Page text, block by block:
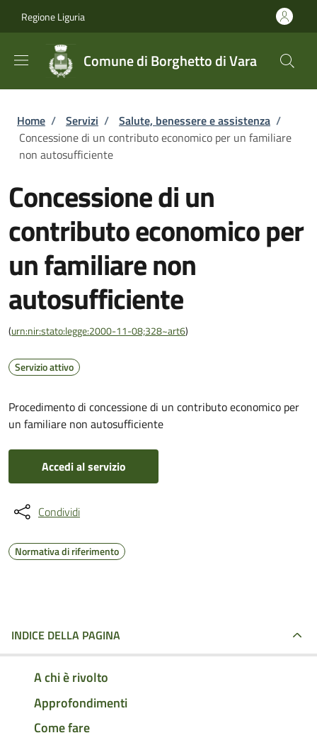
Regione Liguria
Comune di Borghetto di Vara
Briciole di pane
Home / Servizi / Salute, benessere e assistenza /
Concessione di un contributo economico per un familiare
non autosufficiente
Concessione di un
contributo economico per
un familiare non
autosufficiente
(urn:nir:stato:legge:2000-11-08;328~art6)
Servizio attivo
Procedimento di concessione di un contributo economico per
un familiare non autosufficiente
Accedi al servizio
Condividi
Normativa di riferimento
INDICE DELLA PAGINA
A chi è rivolto
Approfondimenti
Come fare